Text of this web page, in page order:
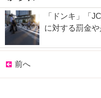
「ドンキ」「
に対する罰金
前へ